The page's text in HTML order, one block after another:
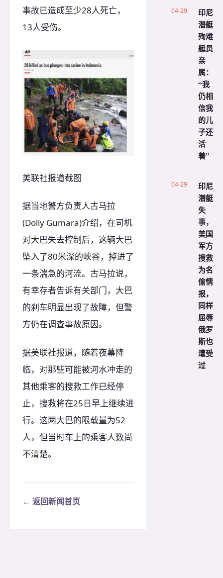
事故已造成至少28人死亡，
13人受伤。
美联社报道截图
据当地警方负责人古马拉
(Dolly Gumara)介绍，在司机
对大巴失去控制后，这辆大巴
坠入了80米深的峡谷，掉进了
一条湍急的河流。古马拉说，
有幸存者告诉有关部门，大巴
的刹车明显出现了故障，但警
方仍在调查事故原因。
据美联社报道，随着夜幕降
临，对那些可能被河水冲走的
其他乘客的搜救工作已经停
止，搜救将在25日早上继续进
行。这两大巴的限载量为52
人，但当时车上的乘客人数尚
不清楚。
← 返回新闻首页
04-29
印尼
潜艇
殉难
艇员
亲
属：
“我
仍相
信我
的儿
子还
活
着”
04-29
印尼
潜艇
失
事，
美国
军方
搜救
为名
偷情
报，
同样
屈辱
俄罗
斯也
遭受
过